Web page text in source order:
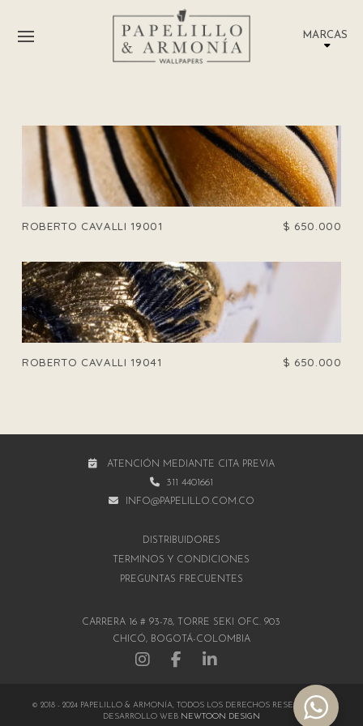
MARCAS
ROBERTO CAVALLI 19001 $ 650.000
ROBERTO CAVALLI 19041 $ 650.000
ATENCIÓN MEDIANTE CITA PREVIA
311 4401661
INFO@PAPELILLO.COM.CO
DISTRIBUIDORES
TÉRMINOS Y CONDICIONES
PREGUNTAS FRECUENTES
CARRERA 16 # 93-78, TORRE SEKI OFC. 903
CHICÓ, BOGOTÁ-COLOMBIA
© 2018 - 2024 PAPELILLO & ARMONÍA, TODOS LOS DERECHOS RESERVADOS |
DESARROLLO WEB NEWTOON DESIGN